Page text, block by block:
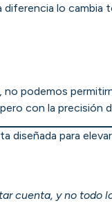
diferencia lo cambia
podemos
con la precisión
diseñada para
cuenta, y no todo